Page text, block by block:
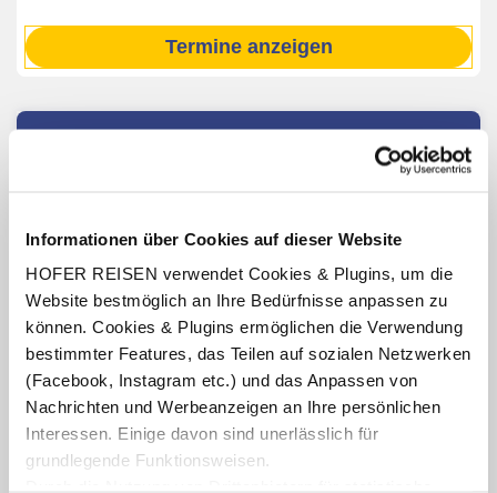
Informationen über Cookies auf dieser Website
HOFER REISEN verwendet Cookies & Plugins, um die
Website bestmöglich an Ihre Bedürfnisse anpassen zu
können. Cookies & Plugins ermöglichen die Verwendung
bestimmter Features, das Teilen auf sozialen Netzwerken
(Facebook, Instagram etc.) und das Anpassen von
Nachrichten und Werbeanzeigen an Ihre persönlichen
Interessen. Einige davon sind unerlässlich für
grundlegende Funktionsweisen.
Termine anzeigen
Verpflegung: serviertes Frühstück auf Etageren
Benutzung der hoteleigenen Sauna und des Dampfbades
(Öffnungszeiten lt. Aushang vor Ort oder online)
Verleih von Nordic Walking-Stöcken und Wanderkarten
(nach Verfügbarkeit, witterungsbedingt)
1 x Eintritt (ganztags) in die Therme Bad Gleichenberg
exkl. Sauna (Öffnungszeiten lt. Aushang vor Ort oder
online)
GenussCard(gültig für die Dauer des Aufenthaltes,